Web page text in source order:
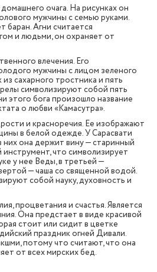
очага. На рисунках он
мужчины с семью руками.
баран. Агни считается
и людьми, он охраняет от
влечения. Его
мужчины с лицом зеленого
из сахарного тростника и пять
символизируют собой пять
этого бога произошло название
о любви «Камасутра».
и красноречия. Ее изображают
в белой одежде. У Сарасвати
она держит вину — старинный
что символизирует
у нее Веды, в третьей —
— чаша со священной водой.
собой науку, духовность и
процветания и счастья. Является
Она предстает в виде красивой
стоит или сидит в цветке
праздник огней Дивали.
потому что считают, что она
от всех мирских бед.